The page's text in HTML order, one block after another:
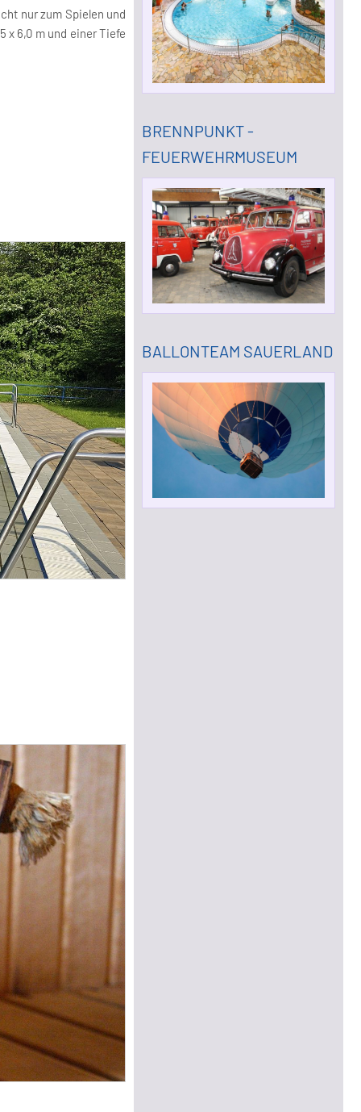
nur zum Spielen und
x 6,0 m und einer Tiefe
BRENNPUNKT -
FEUERWEHRMUSEUM
BALLONTEAM SAUERLAND